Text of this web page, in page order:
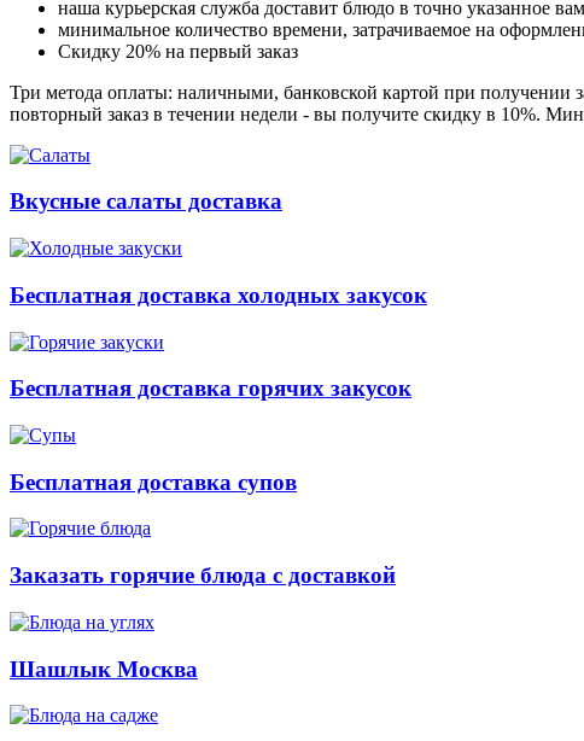
наша курьерская служба доставит блюдо в точно указанное
минимальное количество времени, затрачиваемое на
Скидку 20% на первый заказ
Три метода оплаты: наличными, банковской картой при получении
повторный заказ в течении недели - вы получите скидку в 10%.
Вкусные салаты доставка
Бесплатная доставка холодных закусок
Бесплатная доставка горячих закусок
Бесплатная доставка супов
Заказать горячие блюда с доставкой
Шашлык Москва